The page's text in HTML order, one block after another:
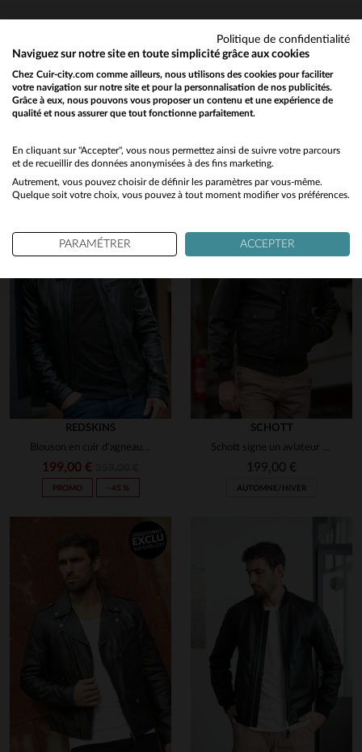
Vous aimerez également…
Découvrez ces produits similaires sélectionnés pour vous
REDSKINS
Blouson en cuir d'agneau noir, sobre et intemporel, signé Redskins.
199,00 €
PROMO −45 %
SCHOTT
Schott signe un aviateur en cuir d'agneau, chaud et ultra-ajusté.
199,00 €
AUTOMNE/HIVER
Would you like to be redirected to our English site?
No
Yes
Politique de confidentialité
Naviguez sur notre site en toute simplicité grâce aux cookies
Chez Cuir-city.com comme ailleurs, nous utilisons des cookies pour faciliter
votre navigation sur notre site et pour la personnalisation de nos publicités.
Grâce à eux, nous pouvons vous proposer un contenu et une expérience de
qualité et nous assurer que tout fonctionne parfaitement.
En cliquant sur "Accepter", vous nous permettez ainsi de suivre votre parcours
et de recueillir des données anonymisées à des fins marketing.
Autrement, vous pouvez choisir de définir les paramètres par vous-même.
Quelque soit votre choix, vous pouvez à tout moment modifier vos préférences.
PARAMÉTRER ACCEPTER